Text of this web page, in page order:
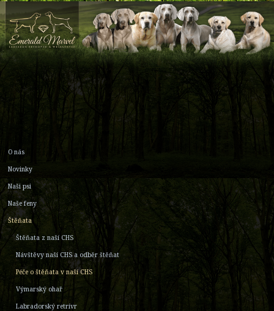
O nás
Novinky
Naši psi
Naše feny
Štěňata
Štěňata z naší CHS
Návštěvy naší CHS a odběr štěňat
Péče o štěňata v naší CHS
Výmarský ohař
Labradorský retrívr